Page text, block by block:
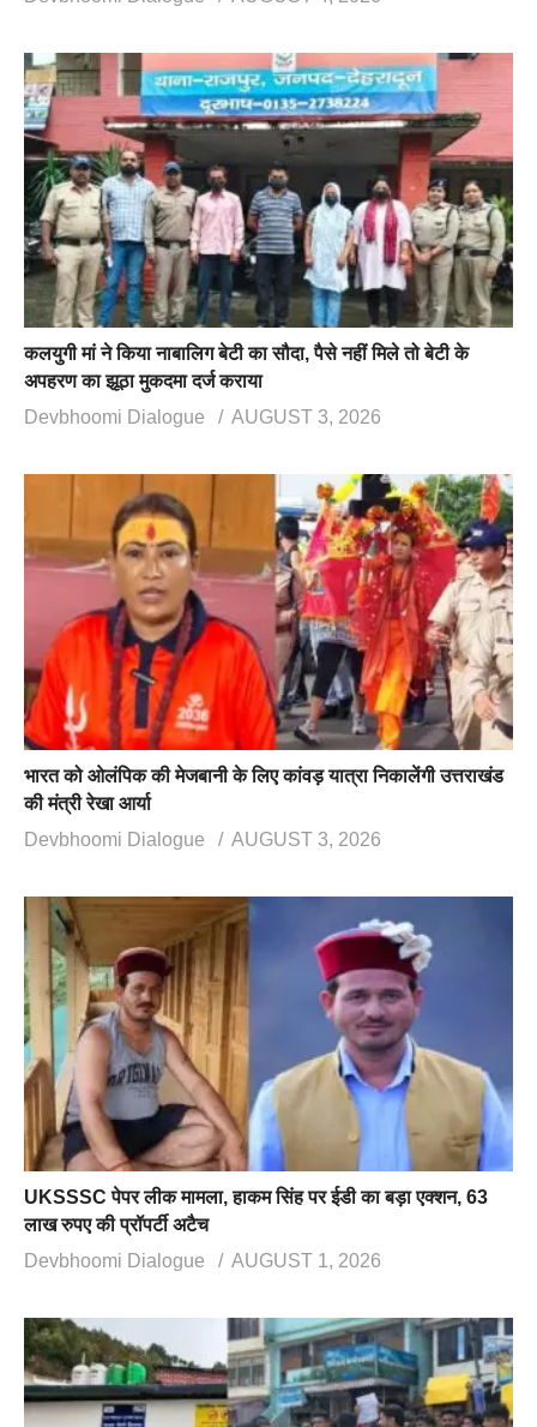
कलयुगी मां ने किया नाबालिग बेटी का सौदा, पैसे नहीं मिले तो बेटी के
अपहरण का झूठा मुकदमा दर्ज कराया
Devbhoomi Dialogue
AUGUST 3, 2026
भारत को ओलंपिक की मेजबानी के लिए कांवड़ यात्रा निकालेंगी उत्तराखंड
की मंत्री रेखा आर्या
Devbhoomi Dialogue
AUGUST 3, 2026
UKSSSC पेपर लीक मामला, हाकम सिंह पर ईडी का बड़ा एक्शन, 63
लाख रुपए की प्रॉपर्टी अटैच
Devbhoomi Dialogue
AUGUST 1, 2026